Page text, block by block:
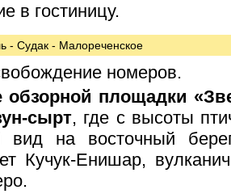
в гостиницу.
- Судак - Малореченское
номеров.
обзорной площадки
сырт, где с высоты
вид на восточный
Кучук-Енишар,